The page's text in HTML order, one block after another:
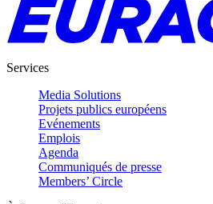
Services
Media Solutions
Projets publics européens
Evénements
Emplois
Agenda
Communiqués de presse
Members’ Circle